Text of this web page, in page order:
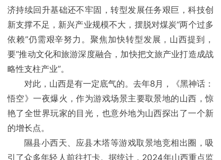
济持续回升基础还不牢固，转型发展任务艰巨，科技创
新支撑不足，新兴产业规模不大，摆脱对煤炭“两个过多
依赖”仍需艰辛努力。聚焦加快转型发展，山西提到，
要“推动文化和旅游深度融合，加快把文旅产业打造成战
略性支柱产业”。
对此，山西是有一定底气的。去年8月，《黑神话：
悟空》一夜爆火，作为游戏场景主要取景地的山西，惊
艳了全世界玩家的目光，也意外地为山西探出了一个新
的增长点。
隰县小西天、应县木塔等游戏取景地竞相出圈，吸
引了众多年轻人前往打卡。据统计，2024年山西重点监